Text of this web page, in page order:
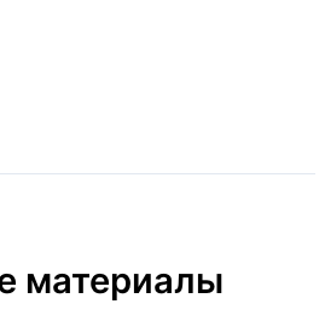
материалы